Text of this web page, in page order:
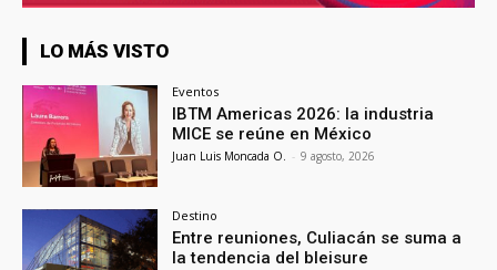
LO MÁS VISTO
Eventos
IBTM Americas 2026: la industria
MICE se reúne en México
Juan Luis Moncada O. - 9 agosto, 2026
Destino
Entre reuniones, Culiacán se suma a
la tendencia del bleisure